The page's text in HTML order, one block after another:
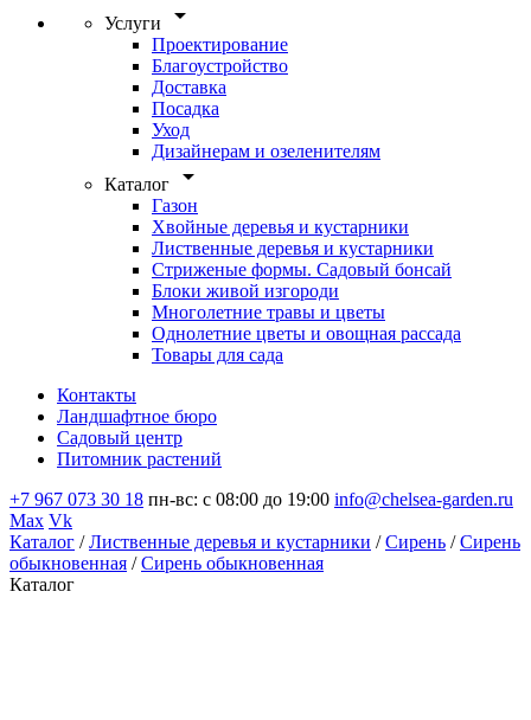
Услуги arrow_drop_down
Проектирование
Благоустройство
Доставка
Посадка
Уход
Дизайнерам и озеленителям
Каталог
arrow_drop_down
Газон
Хвойные деревья и кустарники
Лиственные деревья и кустарники
Стриженые формы. Садовый бонсай
Блоки живой изгороди
Многолетние травы и цветы
Однолетние цветы и овощная рассада
Товары для сада
Контакты
Ландшафтное бюро
Садовый центр
Питомник растений
+7 967 073 30 18 пн-вс: с 08:00 до 19:00 info@chelsea-garden.ru
Max Vk
Каталог /Лиственные деревья и кустарники /Сирень /Сирень
обыкновенная /Сирень обыкновенная
Каталог